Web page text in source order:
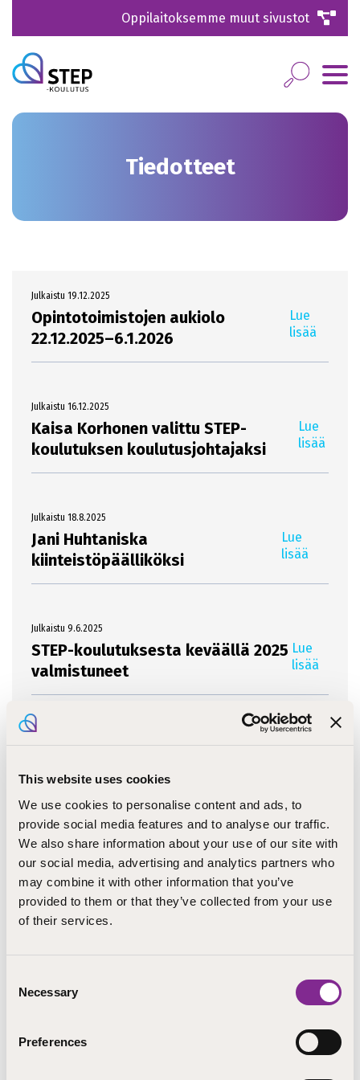
This website uses cookies
We use cookies to personalise content and ads, to
provide social media features and to analyse our traffic.
We also share information about your use of our site with
our social media, advertising and analytics partners who
may combine it with other information that you’ve
provided to them or that they’ve collected from your use
of their services.
Selection
Necessary
Preferences
Oppilaitoksemme muut sivustot
Tiedotteet
Julkaistu 19.12.2025
Opintotoimistojen aukiolo
22.12.2025–6.1.2026
Lue
lisää
Julkaistu 16.12.2025
Kaisa Korhonen valittu STEP-
koulutuksen koulutusjohtajaksi
Lue
lisää
Julkaistu 18.8.2025
Jani Huhtaniska
kiinteistöpäälliköksi
Lue
lisää
Julkaistu 9.6.2025
STEP-koulutuksesta keväällä 2025
valmistuneet
Lue
lisää
vahvistuu seurakunnissa – hanke
edistää yhdenvertaista työelämää
Kansanopistojen
maahanmuuttajakoulutus tuottaa
osallisuus ja tulevaisuudenusko
lisää
Julkaistu 20.3.2025